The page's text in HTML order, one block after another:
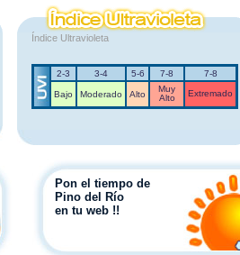
Índice Ultravioleta
2-3 3-4 5-6 7-8 7-8
Bajo Moderado Alto
Muy
Alto
Extremado
Pon el tiempo de
Pino del Río
en tu web !!